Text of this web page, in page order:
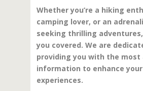
Whether you’re a hiking
camping lover, or an
seeking thrilling
you covered. We are
providing you with the most
information to enhance
experiences.